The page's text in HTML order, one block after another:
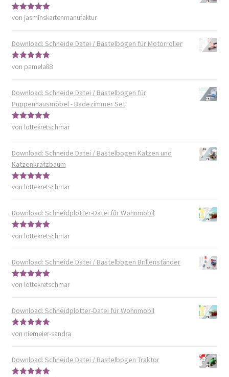
Bewertet mit
von jasminskartenmanufaktur
Download: Schneide Datei / Bastelbogen für Motorroller
Bewertet mit
von pamela88
Download: Schneide Datei / Bastelbogen für
Puppenhausmöbel - Badezimmer Set
Bewertet mit
von lottekretschmar
Download: Schneide Datei / Bastelbogen Katzen und
Katzenkratzbaum
Bewertet mit
von lottekretschmar
Download: Schneidplotter-Datei für Wohnmobil
Bewertet mit
von lottekretschmar
Download: Schneide Datei / Bastelbogen Brillenständer
Bewertet mit
von lottekretschmar
Download: Schneidplotter-Datei für Wohnmobil
Bewertet mit
von niemeier-sandra
Download: Schneide Datei / Bastelbogen Traktor